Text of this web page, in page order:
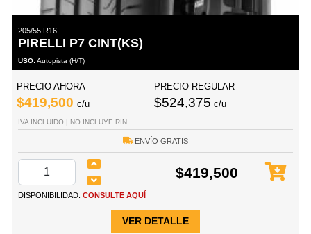
205/55 R16
PIRELLI P7 CINT(KS)
USO:Autopista (H/T)
PRECIO AHORA
$419,500 c/u
PRECIO REGULAR
$524,375 c/u
IVA INCLUIDO | NO INCLUYE RIN
ENVÍO GRATIS
$419,500
DISPONIBILIDAD: CONSULTE AQUÍ
VER DETALLE